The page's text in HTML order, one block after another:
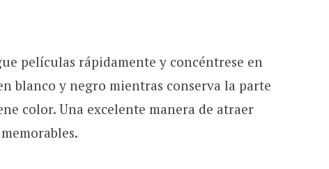
películas rápidamente y concéntrese en
blanco y negro mientras conserva la parte
color. Una excelente manera de atraer